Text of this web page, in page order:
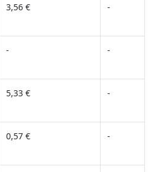
3,56 € -
- -
5,33 € -
0,57 € -